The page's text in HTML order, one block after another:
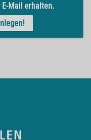
Mail erhalten.